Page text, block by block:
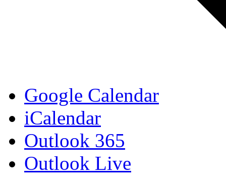
Google Calendar
iCalendar
Outlook 365
Outlook Live